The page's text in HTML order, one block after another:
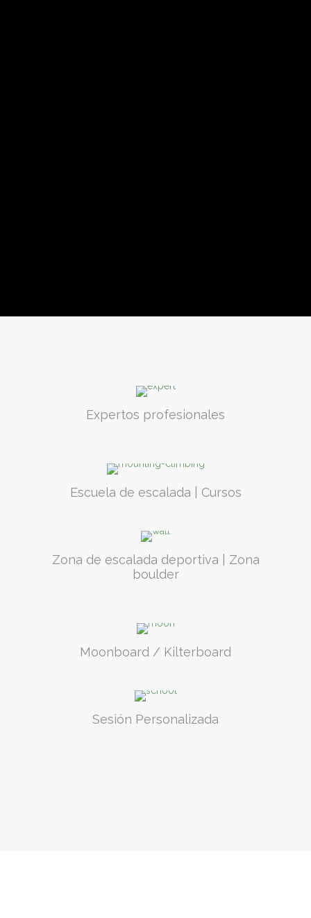
Expertos profesionales
Escuela de escalada | Cursos
Zona de escalada deportiva | Zona
boulder
Moonboard / Kilterboard
Sesión Personalizada